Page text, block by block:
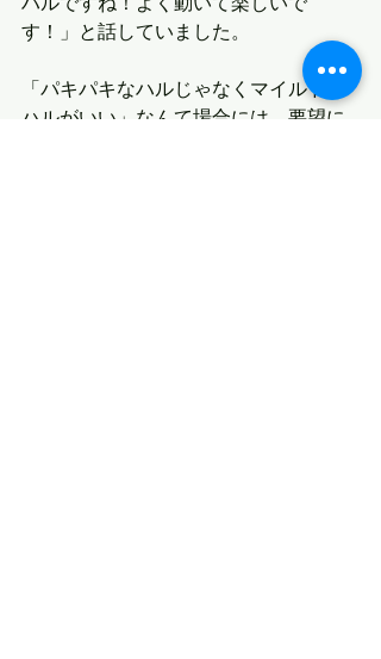
す！」と話していました。
「パキパキなハルじゃなくマイルドな
ハルがいい」なんて場合には、要望に